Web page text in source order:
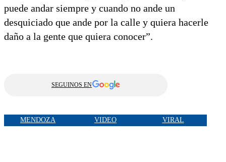
puede andar siempre y cuando no ande un
desquiciado que ande por la calle y quiera hacerle
daño a la gente que quiera conocer”.
SEGUINOS EN
MENDOZA VIDEO VIRAL